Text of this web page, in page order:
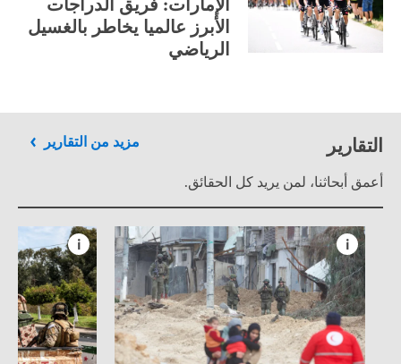
الأبرز عالميا يخاطر بالغسيل
الرياضي
التقارير مزيد من التقارير
أعمق أبحاثنا، لمن يريد كل الحقائق.